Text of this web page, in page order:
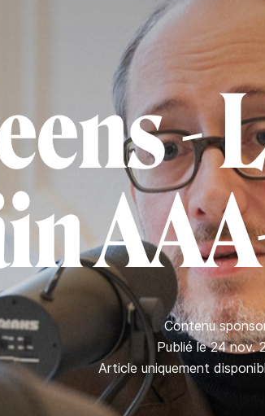
-
Contenu
Publié le 24 nov.
Article uniquement